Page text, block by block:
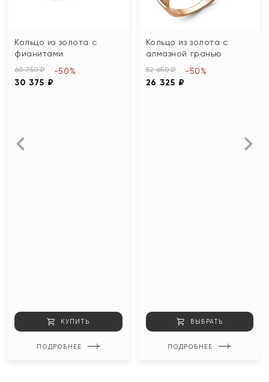
Кольцо из золота с
фианитами
60 750 ₽
30 375 ₽
-50%
КУПИТЬ
ПОДРОБНЕЕ
Кольцо из золота с
алмазной гранью
52 650 ₽
26 325 ₽
-50%
ВЫБРАТЬ
ПОДРОБНЕЕ